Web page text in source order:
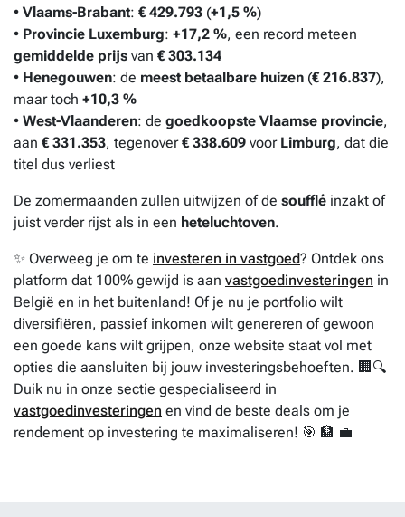
• Vlaams-Brabant: € 429.793 (+1,5 %)
• Provincie Luxemburg: +17,2 %, een record meteen
gemiddelde prijs van € 303.134
• Henegouwen: de meest betaalbare huizen (€ 216.837),
maar toch +10,3 %
• West-Vlaanderen: de goedkoopste Vlaamse provincie,
aan € 331.353, tegenover€ 338.609 voor Limburg, dat die
titel dus verliest
De zomermaanden zullen uitwijzen of de soufflé inzakt of
juist verder rijst als in een heteluchtoven.
✨ Overweeg je om te investeren in vastgoed? Ontdek ons
platform dat 100% gewijd is aan vastgoedinvesteringen in
België en in het buitenland! Of je nu je portfolio wilt
diversifiëren, passief inkomen wilt genereren of gewoon
een goede kans wilt grijpen, onze website staat vol met
opties die aansluiten bij jouw investeringsbehoeften. 🏢🔍
Duik nu in onze sectie gespecialiseerd in
vastgoedinvesteringen en vind de beste deals om je
rendement op investering te maximaliseren! 🎯 🏦 💼